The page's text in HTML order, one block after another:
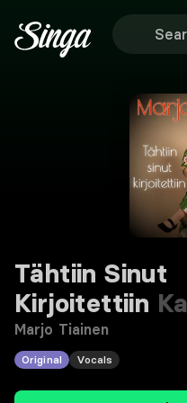
Tähtiin Sinut
Kirjoitettiin
Marjo Tiainen
Original Vocals